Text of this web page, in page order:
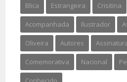
Blica Estrangeira Crisitina
Acompanhada Ilustrador
Oliveira Autores
Comemorativa Nacional